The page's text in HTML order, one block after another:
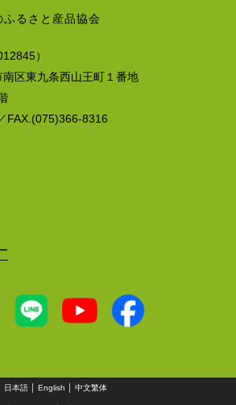
るさと産品協会
）
区東九条西山王町１番地
FAX.(075)366-8316
日本語 English 中文繁体